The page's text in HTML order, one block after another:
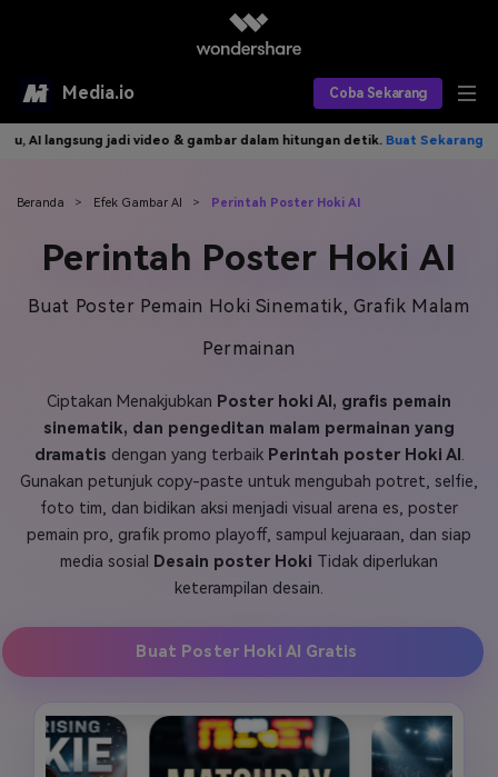
Media.io Coba Sekarang
Alat AI
AI Video
AI Gambar
AI Audio
Produk AI
Asisten Video AI
Editor Video AI
Editor Gambar AI
Editor Audio AI
Find More Solutions >>
Efek AI
Efek Video
Sumber Daya
Panduan Pengguna Apa yang Baru
FAQs Hubungi Kami
Jelajahi Lebih Banyak >>
Veo3 TOP
Masuk
Berkreasi dengan AI
jadi video & gambar dalam hitungan detik.Buat Sekarang>>
Beranda > Efek Gambar AI > Perintah Poster Hoki AI
Perintah Poster Hoki AI
Buat Poster Pemain Hoki Sinematik, Grafik Malam
Permainan
Ciptakan Menakjubkan Poster hoki AI, grafis pemain
sinematik, dan pengeditan malam permainan yang
dramatis dengan yang terbaik Perintah poster Hoki AI .
Gunakan petunjuk copy-paste untuk mengubah potret, selfie,
foto tim, dan bidikan aksi menjadi visual arena es, poster
pemain pro, grafik promo playoff, sampul kejuaraan, dan siap
media sosial
Desain poster Hoki Tidak diperlukan
keterampilan desain.
Buat Poster Hoki AI Gratis